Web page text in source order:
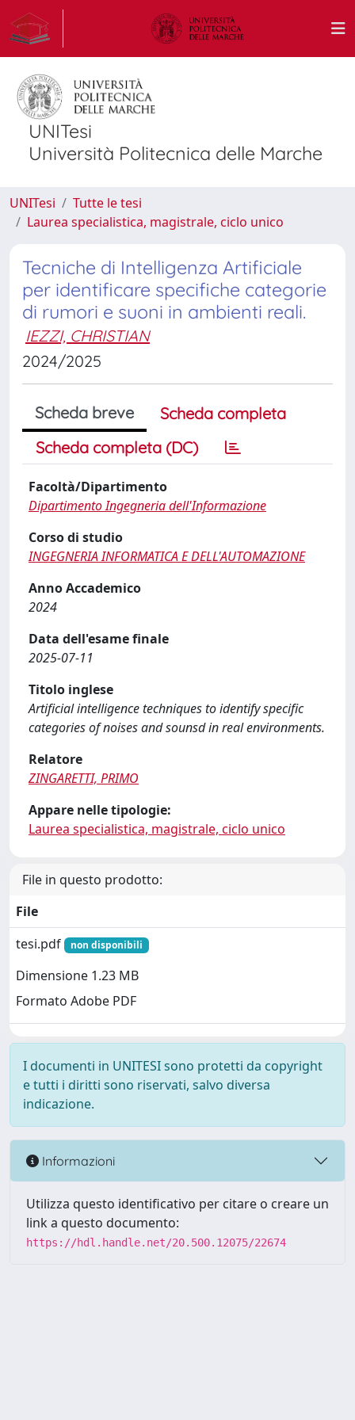
UNITesi
Università Politecnica delle Marche
UNITesi
Tutte le tesi
Laurea specialistica, magistrale, ciclo unico
Tecniche di Intelligenza Artificiale
per identificare specifiche categorie
di rumori e suoni in ambienti reali.
IEZZI, CHRISTIAN
2024/2025
Scheda breve
Scheda completa
Scheda completa (DC)
Facoltà/Dipartimento
Dipartimento Ingegneria dell'Informazione
Corso di studio
INGEGNERIA INFORMATICA E DELL'AUTOMAZIONE
Anno Accademico
2024
Data dell'esame finale
2025-07-11
Titolo inglese
Artificial intelligence techniques to identify specific
categories of noises and sounsd in real environments.
Relatore
ZINGARETTI, PRIMO
Appare nelle tipologie:
Laurea specialistica, magistrale, ciclo unico
File in questo prodotto:
File
tesi.pdf
non disponibili
Dimensione 1.23 MB
Formato Adobe PDF
I documenti in UNITESI sono protetti da copyright
e tutti i diritti sono riservati, salvo diversa
indicazione.
Informazioni
Utilizza questo identificativo per citare o creare un
link a questo documento:
https://hdl.handle.net/20.500.12075/22674